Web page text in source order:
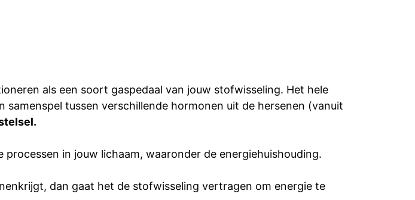
als een soort gaspedaal van jouw stofwisseling. Het hele
tussen verschillende hormonen uit de hersenen (vanuit
in jouw lichaam, waaronder de energiehuishouding.
dan gaat het de stofwisseling vertragen om energie te